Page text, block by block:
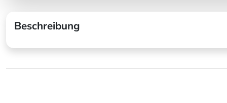
Beschreibung